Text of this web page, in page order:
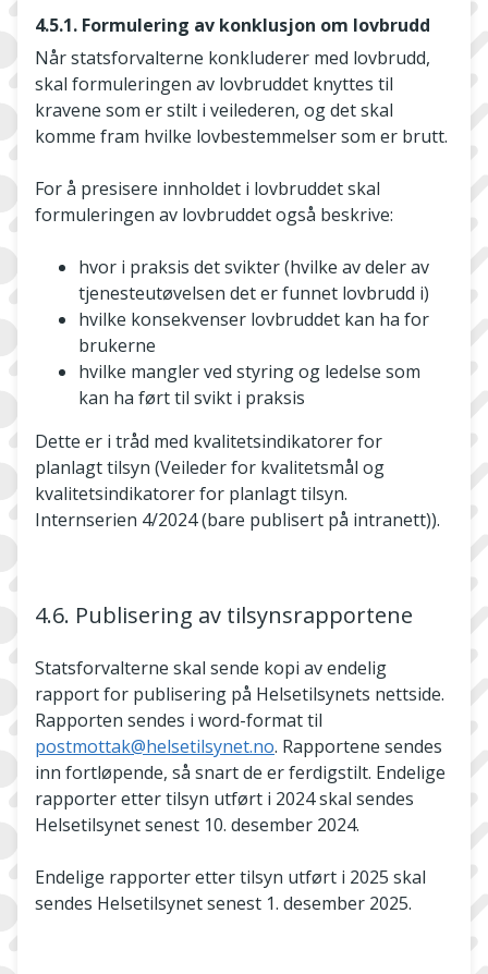
4.5.1. Formulering av konklusjon om lovbrudd
Når statsforvalterne konkluderer med lovbrudd,
skal formuleringen av lovbruddet knyttes til
kravene som er stilt i veilederen, og det skal
komme fram hvilke lovbestemmelser som er brutt.
For å presisere innholdet i lovbruddet skal
formuleringen av lovbruddet også beskrive:
hvor i praksis det svikter (hvilke av deler av
tjenesteutøvelsen det er funnet lovbrudd i)
hvilke konsekvenser lovbruddet kan ha for
brukerne
hvilke mangler ved styring og ledelse som
kan ha ført til svikt i praksis
Dette er i tråd med kvalitetsindikatorer for
planlagt tilsyn (Veileder for kvalitetsmål og
kvalitetsindikatorer for planlagt tilsyn.
Internserien 4/2024 (bare publisert på intranett)).
4.6. Publisering av tilsynsrapportene
Statsforvalterne skal sende kopi av endelig
rapport for publisering på Helsetilsynets nettside.
Rapporten sendes i word-format til
postmottak@helsetilsynet.no. Rapportene sendes
inn fortløpende, så snart de er ferdigstilt. Endelige
rapporter etter tilsyn utført i 2024 skal sendes
Helsetilsynet senest 10. desember 2024.
Endelige rapporter etter tilsyn utført i 2025 skal
sendes Helsetilsynet senest 1. desember 2025.